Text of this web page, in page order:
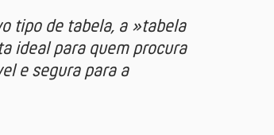
tipo de tabela, a »tabela
ideal para quem procura
e segura para a